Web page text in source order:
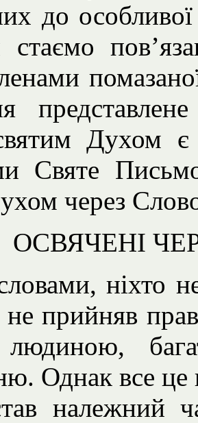
до
Духом
Святе
через
ОСВЯЧЕНІ
ніхто
прийняв
Однак все це
належний